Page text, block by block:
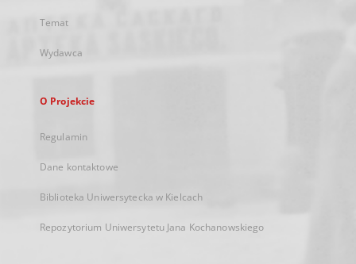
Temat
Wydawca
O Projekcie
Regulamin
Dane kontaktowe
Biblioteka Uniwersytecka w Kielcach
Repozytorium Uniwersytetu Jana Kochanowskiego